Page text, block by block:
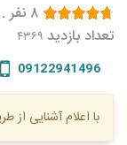
۸ نفر.
تعداد بازدید ۴۳۶۹
09122941496
با اعلام آشنایی از